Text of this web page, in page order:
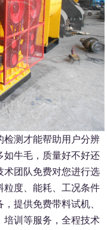
测才能帮助用户分辨
如牛毛，质量好不好还
术团队免费对您进行选
粒度、能耗、工况条件
提供免费带料试机、
培训等服务，全程技术